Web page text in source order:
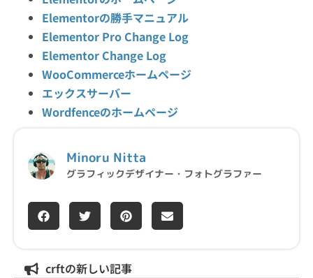
Elementorの勝手マニュアル
Elementor Pro Change Log
Elementor Change Log
WooCommerceホームページ
エックスサーバー
Wordfenceのホームページ
Minoru Nitta
グラフィックデザイナー・フォトグラファー
crftの新しい記事